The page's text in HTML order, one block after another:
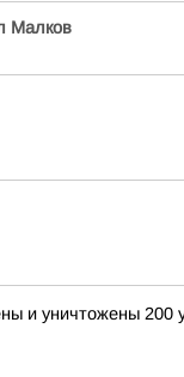
Малков
и уничтожены 200